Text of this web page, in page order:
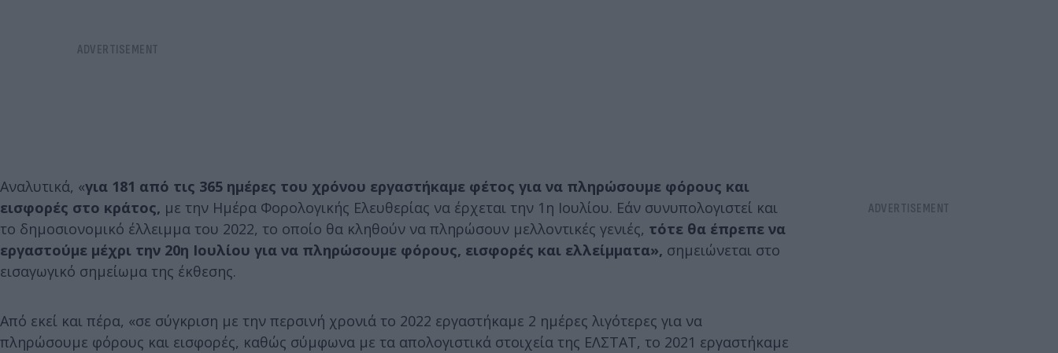
Αναλυτικά, «για 181 από τις 365 ημέρες του χρόνου εργαστήκαμε φέτος για να πληρώσουμε φόρους και
εισφορές στο κράτος, με την Ημέρα Φορολογικής Ελευθερίας να έρχεται την 1η Ιουλίου. Εάν συνυπολογιστεί και
το δημοσιονομικό έλλειμμα του 2022, το οποίο θα κληθούν να πληρώσουν μελλοντικές γενιές, τότε θα έπρεπε να
εργαστούμε μέχρι την 20η Ιουλίου για να πληρώσουμε φόρους, εισφορές και ελλείμματα», σημειώνεται στο
εισαγωγικό σημείωμα της έκθεσης.
Από εκεί και πέρα, «σε σύγκριση με την περσινή χρονιά το 2022 εργαστήκαμε 2 ημέρες λιγότερες για να
πληρώσουμε φόρους και εισφορές, καθώς σύμφωνα με τα απολογιστικά στοιχεία της ΕΛΣΤΑΤ, το 2021 εργαστήκαμε